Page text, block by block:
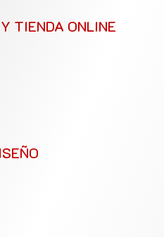
TIENDA ONLINE